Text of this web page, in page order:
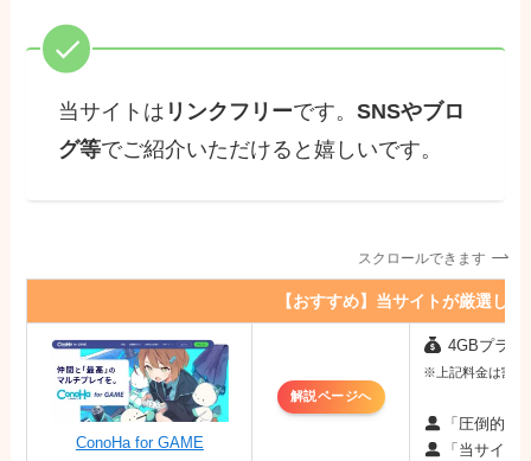
許可しますが、許可なく配布や二次
配布は禁じます。
念のため、バックアップを推奨しま
らの責任は一切負いかねます。
2026年3月6日 管理者：揚げたてのポテ
ト
当サイトは リンクフリーです。SNSやブロ
グ等でご紹介いただけると嬉しいです。
スクロールできます
【おすすめ】当サイトが厳選し
ConoHa for GAME
解説ページへ
4GBプラン
※上記料金は割引
「圧倒的な
「当サイト